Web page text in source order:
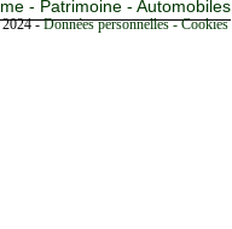
- Patrimoine - Automobiles
2024 -Données personnelles -